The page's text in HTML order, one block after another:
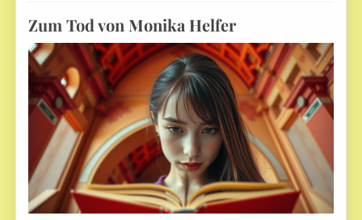
Zum Tod von Monika Helfer